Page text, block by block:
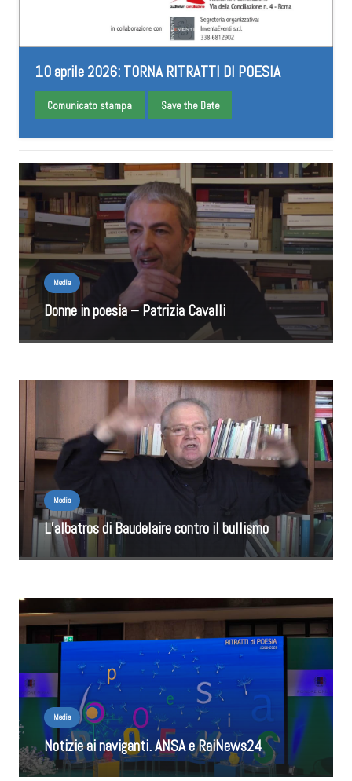
10 aprile 2026: TORNA RITRATTI DI POESIA
Comunicato stampa Save the Date
Media
Donne in poesia – Patrizia Cavalli
Media
L’albatros di Baudelaire contro il bullismo
Media
Notizie ai naviganti. ANSA e RaiNews24